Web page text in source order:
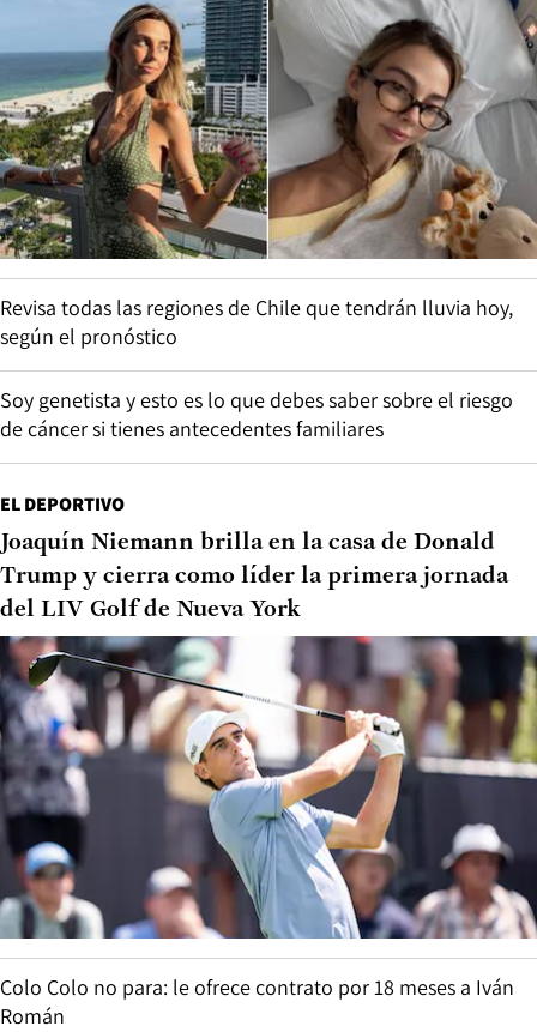
Revisa todas las regiones de Chile que tendrán lluvia hoy,
según el pronóstico
Soy genetista y esto es lo que debes saber sobre el riesgo
de cáncer si tienes antecedentes familiares
EL DEPORTIVO
Joaquín Niemann brilla en la casa de Donald
Trump y cierra como líder la primera jornada
del LIV Golf de Nueva York
Colo Colo no para: le ofrece contrato por 18 meses a Iván
Román